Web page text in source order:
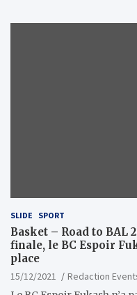
SLIDE SPORT
Basket – Road to BAL
finale, le BC Espoir
place
15/12/2021
Redaction